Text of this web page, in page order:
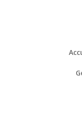
Centro de
Centre
Centre